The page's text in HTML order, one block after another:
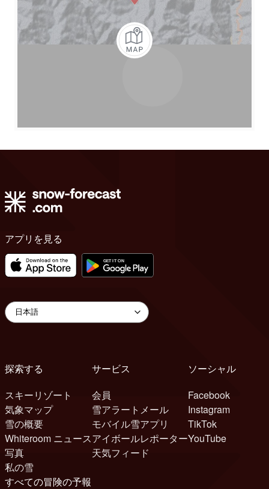
アプリを見る
探索する
スキーリゾート
気象マップ
雪の概要
Whiteroom ニュース
写真
私の雪
サービス
会員
雪アラートメール
モバイル雪アプリ
アイボールレポーター
天気フィード
ソーシャル
Facebook
Instagram
TikTok
YouTube
すべての冒険の予報